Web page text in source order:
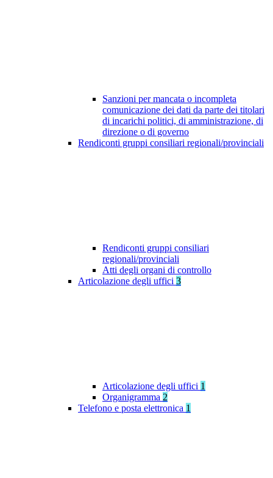
Sanzioni per mancata o incompleta
comunicazione dei dati da parte dei titolari
di incarichi politici, di amministrazione, di
direzione o di governo
Rendiconti gruppi consiliari regionali/provinciali
Rendiconti gruppi consiliari
regionali/provinciali
Atti degli organi di controllo
Articolazione degli uffici 3
Articolazione degli uffici 1
Organigramma 2
Telefono e posta elettronica 1